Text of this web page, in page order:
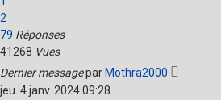
2
79 Réponses
41268 Vues
Dernier messagepar Mothra2000
jeu. 4 janv. 2024 09:28